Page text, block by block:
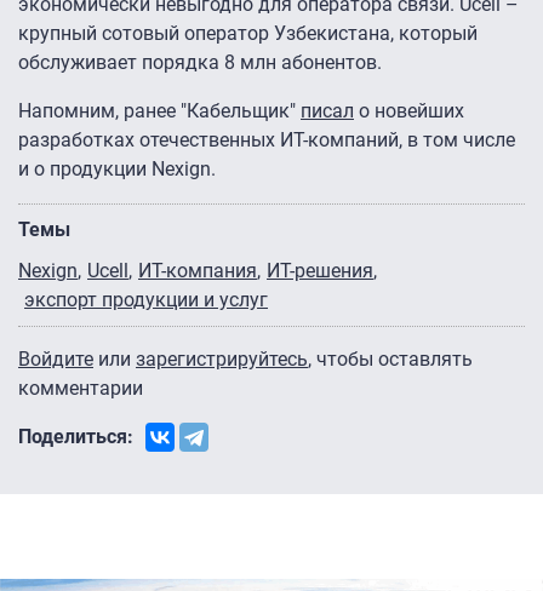
экономически невыгодно для оператора связи. Ucell –
крупный сотовый оператор Узбекистана, который
обслуживает порядка 8 млн абонентов.
Напомним, ранее "Кабельщик" писал о новейших
разработках отечественных ИТ-компаний, в том числе
и о продукции Nexign.
Темы
Nexign Ucell ИТ-компания
ИТ-решения
экспорт продукции и услуг
Войдите или зарегистрируйтесь, чтобы оставлять
комментарии
Поделиться: